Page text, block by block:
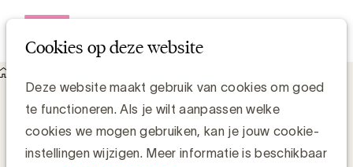
Cookies op deze website
Deze website maakt gebruik van cookies om goed
te functioneren. Als je wilt aanpassen welke
cookies we mogen gebruiken, kan je jouw cookie-
instellingen wijzigen. Meer informatie is beschikbaar
Welkom in het privacy-tijdperk
Chris Van Roey